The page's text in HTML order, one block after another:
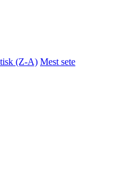
(Z-A) Mest sete